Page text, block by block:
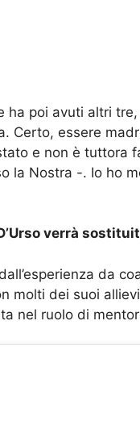
ha poi avuti altri
Certo, essere
e non è tuttora
la Nostra -. Io ho
verrà
da
molti dei suoi
nel ruolo di